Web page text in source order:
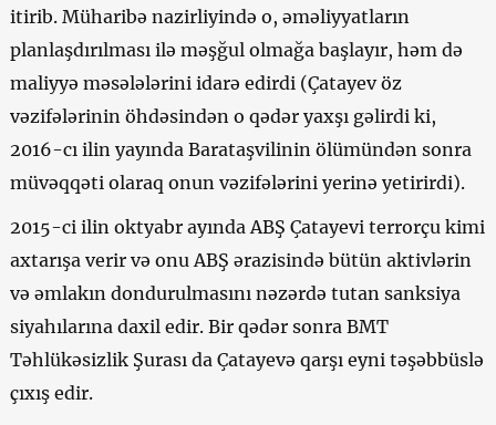
itirib. Müharibə nazirliyində o, əməliyyatların
planlaşdırılması ilə məşğul olmağa başlayır, həm də
maliyyə məsələlərini idarə edirdi (Çatayev öz
vəzifələrinin öhdəsindən o qədər yaxşı gəlirdi ki,
2016-cı ilin yayında Barataşvilinin ölümündən sonra
müvəqqəti olaraq onun vəzifələrini yerinə yetirirdi).
2015-ci ilin oktyabr ayında ABŞ Çatayevi terrorçu kimi
axtarışa verir və onu ABŞ ərazisində bütün aktivlərin
və əmlakın dondurulmasını nəzərdə tutan sanksiya
siyahılarına daxil edir. Bir qədər sonra BMT
Təhlükəsizlik Şurası da Çatayevə qarşı eyni təşəbbüslə
çıxış edir.